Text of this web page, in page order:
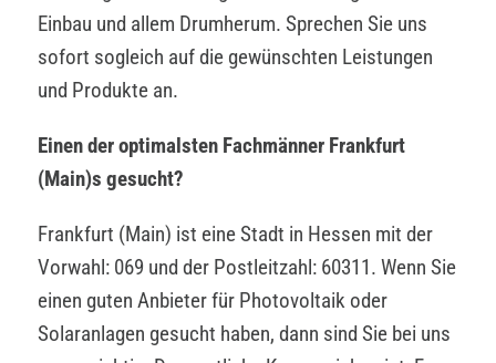
Einbau und allem Drumherum. Sprechen Sie uns
sofort sogleich auf die gewünschten Leistungen
und Produkte an.
Einen der optimalsten Fachmänner Frankfurt
(Main)s gesucht?
Frankfurt (Main) ist eine Stadt in Hessen mit der
Vorwahl: 069 und der Postleitzahl: 60311. Wenn Sie
einen guten Anbieter für Photovoltaik oder
Solaranlagen gesucht haben, dann sind Sie bei uns